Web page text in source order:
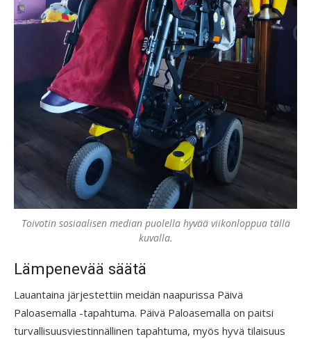
Toivotin sosiaalisen median puolella hyvää viikonloppua tällä
kuvalla.
Lämpenevää säätä
Lauantaina järjestettiin meidän naapurissa Päivä
Paloasemalla -tapahtuma. Päivä Paloasemalla on paitsi
turvallisuusviestinnällinen tapahtuma, myös hyvä tilaisuus